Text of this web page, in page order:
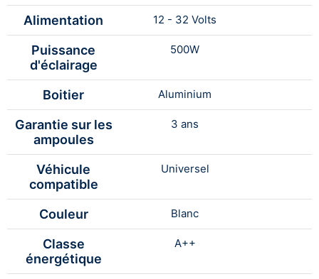
Alimentation 12 - 32 Volts
Puissance
d'éclairage
500W
Boitier Aluminium
Garantie sur les
ampoules
3 ans
Véhicule
compatible
Universel
Couleur Blanc
Classe
énergétique
A++